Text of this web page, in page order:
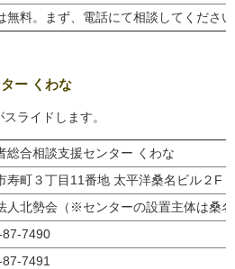
無料。まず、電話にて相談してくださ
ー くわな
ライドします。
総合相談支援センター くわな
寿町３丁目11番地 太平洋桑名ビル２F
人北勢会（※センターの設置主体は桑
7490
7491